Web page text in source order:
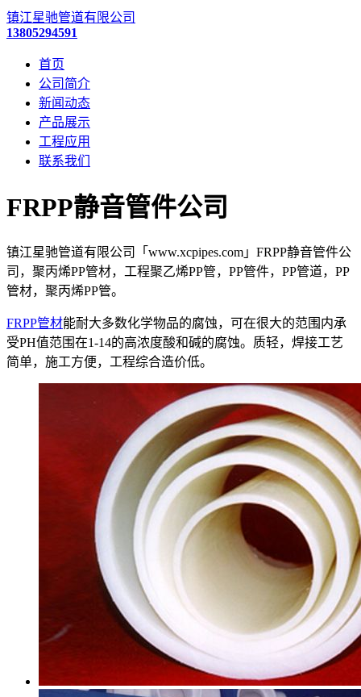
镇江星驰管道有限公司
13805294591
首页
公司简介
新闻动态
产品展示
工程应用
联系我们
FRPP静音管件公司
镇江星驰管道有限公司「www.xcpipes.com」FRPP静音管件公
司，聚丙烯PP管材，工程聚乙烯PP管，PP管件，PP管道，PP
管材，聚丙烯PP管。
FRPP管材能耐大多数化学物品的腐蚀，可在很大的范围内承
受PH值范围在1-14的高浓度酸和碱的腐蚀。质轻，焊接工艺
简单，施工方便，工程综合造价低。